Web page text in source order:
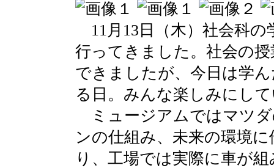
11月13日（木）社会科
行ってきました。社会の
できましたが、今日は学
る日。みんな楽しみにし
ミュージアムではマツ
ンの仕組み、未来の環境
り、工場では実際に車が